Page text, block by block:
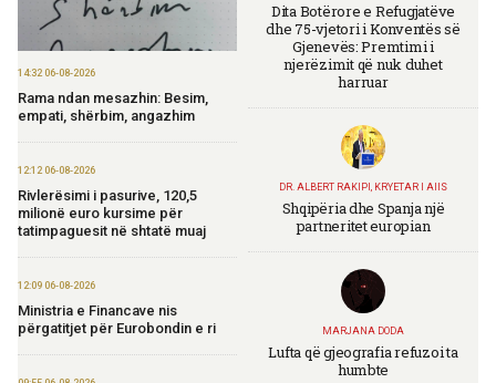
14:32 06-08-2026
Rama ndan mesazhin: Besim,
empati, shërbim, angazhim
12:12 06-08-2026
Rivlerësimi i pasurive, 120,5
milionë euro kursime për
tatimpaguesit në shtatë muaj
12:09 06-08-2026
Ministria e Financave nis
përgatitjet për Eurobondin e ri
Dita Botërore e Refugjatëve
dhe 75-vjetori i Konventës së
Gjenevës: Premtimi i
njerëzimit që nuk duhet
harruar
DR. ALBERT RAKIPI, KRYETAR I AIIS
Shqipëria dhe Spanja një
partneritet europian
MARJANA DODA
Lufta që gjeografia refuzoi ta
humbte